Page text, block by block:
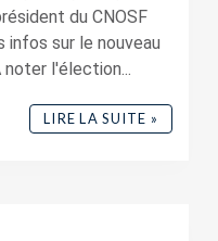
du CNOSF
infos sur le nouveau
noter l'élection...
LIRE LA SUITE »